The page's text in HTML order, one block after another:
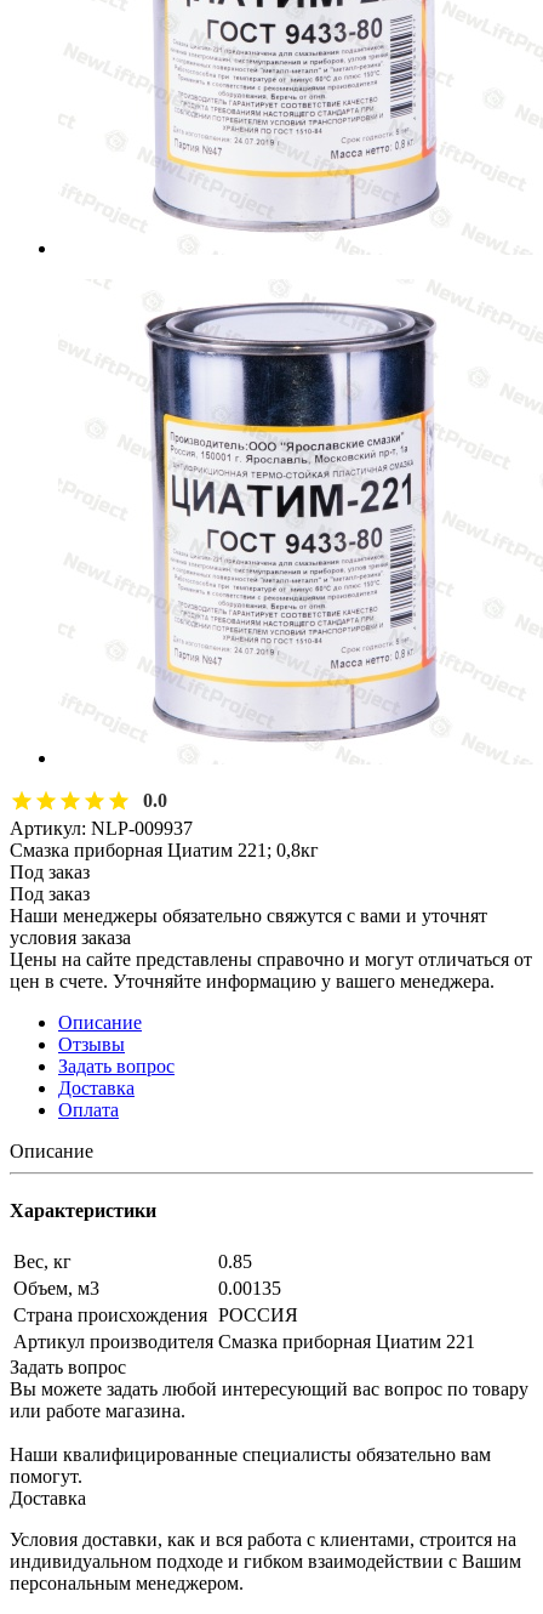
0.0
Артикул: NLP-009937
Смазка приборная Циатим 221; 0,8кг
Под заказ
Под заказ
Наши менеджеры обязательно свяжутся с вами и уточнят
условия заказа
Цены на сайте представлены справочно и могут отличаться от
цен в счете. Уточняйте информацию у вашего менеджера.
Описание
Отзывы
Задать вопрос
Доставка
Оплата
Описание
Характеристики
Вес, кг
0.85
Объем, м3
0.00135
Страна происхождения РОССИЯ
Артикул производителя Смазка приборная Циатим 221
Задать вопрос
Вы можете задать любой интересующий вас вопрос по товару
или работе магазина.
Наши квалифицированные специалисты обязательно вам
помогут.
Доставка
Условия доставки, как и вся работа с клиентами, строится на
индивидуальном подходе и гибком взаимодействии с Вашим
персональным менеджером.